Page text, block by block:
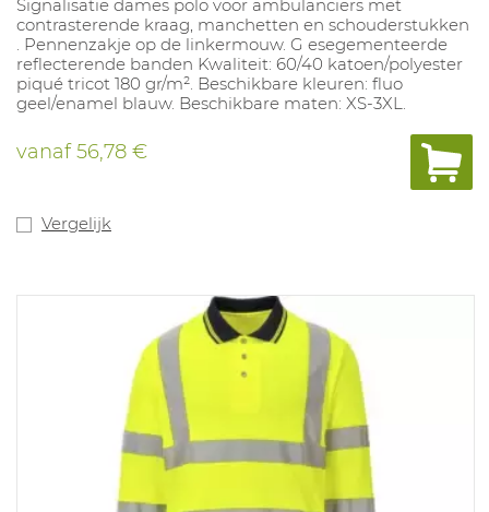
Signalisatie dames polo voor ambulanciers met
contrasterende kraag, manchetten en schouderstukken
. Pennenzakje op de linkermouw. G esegementeerde
reflecterende banden Kwaliteit: 60/40 katoen/polyester
piqué tricot 180 gr/m². Beschikbare kleuren: fluo
geel/enamel blauw. Beschikbare maten: XS-3XL.
vanaf56,78 €
Vergelijk